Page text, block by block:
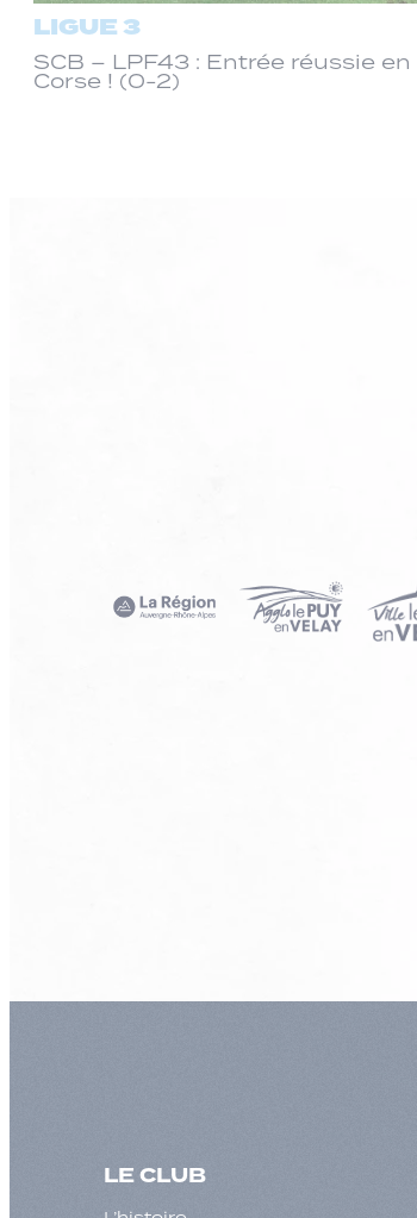
LIGUE 3
SCB – LPF43 : Entrée réussie en
Corse ! (0-2)
LE CLUB